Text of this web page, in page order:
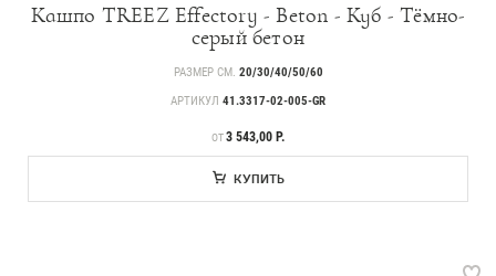
Кашпо TREEZ Effectory - Beton - Куб - Тёмно-
серый бетон
РАЗМЕР СМ. 20/30/40/50/60
АРТИКУЛ 41.3317-02-005-GR
ЦЕНА
ОТ3 543,00 Р.
КУПИТЬ